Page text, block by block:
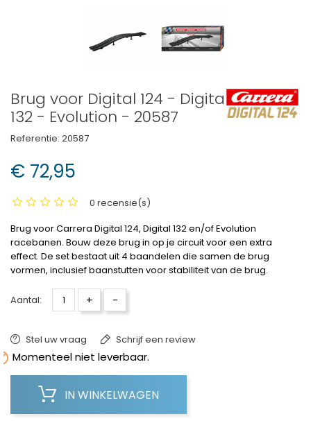
Brug voor Digital 124 - Digital
132 - Evolution - 20587
Referentie: 20587
€ 72,95
0 recensie(s)
Brug voor Carrera Digital 124, Digital 132 en/of Evolution
racebanen. Bouw deze brug in op je circuit voor een extra
effect. De set bestaat uit 4 baandelen die samen de brug
vormen, inclusief baanstutten voor stabiliteit van de brug.
Aantal: + -
Stel uw vraag Schrijf een review
Momenteel niet leverbaar.
IN WINKELWAGEN